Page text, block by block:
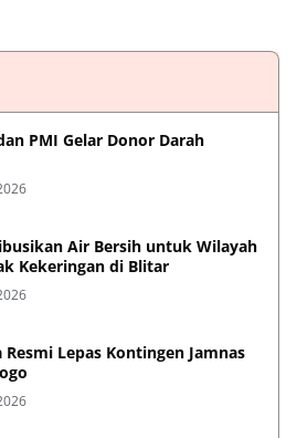
PMI Gelar Donor Darah
Air Bersih untuk Wilayah
Kekeringan di Blitar
Lepas Kontingen Jamnas